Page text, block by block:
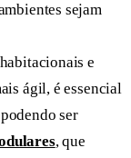
sejam
e
ágil, é essencial
ser
, que